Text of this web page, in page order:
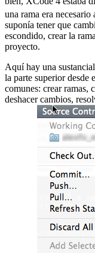
una rama era
suponía tener que
escondido, crear la
proyecto.
Aquí hay una
la parte superior desde
comunes: crear ramas,
deshacer cambios,